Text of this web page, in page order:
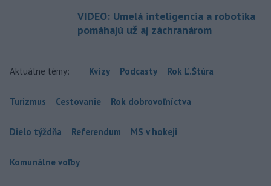
VIDEO: Umelá inteligencia a robotika
pomáhajú už aj záchranárom
Aktuálne témy: Kvízy Podcasty Rok Ľ.Štúra
Turizmus Cestovanie Rok dobrovoľníctva
Dielo týždňa Referendum MS v hokeji
Komunálne voľby